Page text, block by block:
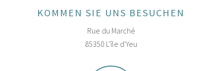
KOMMEN SIE UNS BESUCHEN
Rue du Marché
85350 L'île d'Yeu